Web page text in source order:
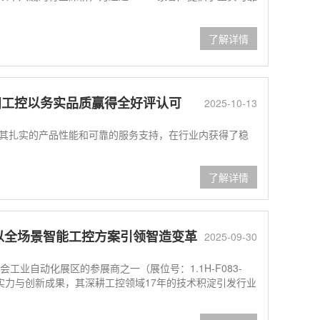
了解详情
2025-10-13
控以务实品质赢得全好评认可
扎实的产品性能和可靠的服务支持，在行业内获得了稳
了解详情
2025-09-30
场景智能工控方案引领智造变革
业自动化展区的参展商之一（展位号：1.1H-F083-
与创新成果，其深耕工控领域17年的技术积淀引发行业